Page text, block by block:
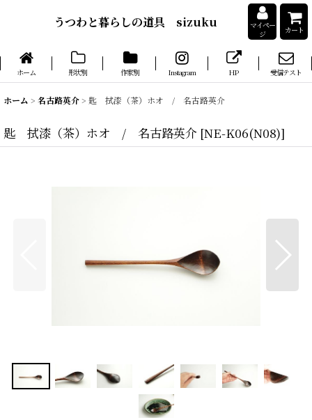
うつわと暮らしの道具 sizuku
マイペー
ジ
カート
ホーム 形状別 作家別 Instagram HP 受信テスト
ホーム > 名古路英介> 匙 拭漆（茶）ホオ / 名古路英介
匙 拭漆（茶）ホオ / 名古路英介 [NE-K06(N08)]